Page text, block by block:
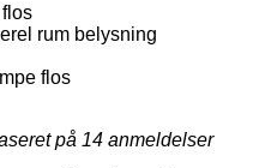
rum belysning
flos
på 14 anmeldelser